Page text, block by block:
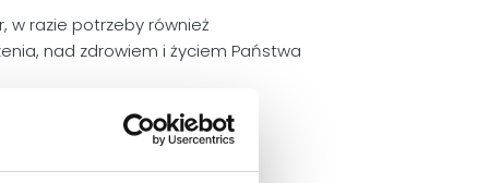
w razie potrzeby również
nad zdrowiem i życiem Państwa